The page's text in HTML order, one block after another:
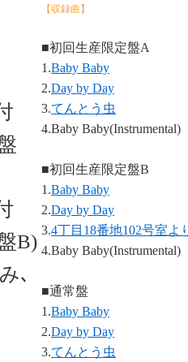
【収録曲】
■初回生産限定盤A
1.Baby Baby
2.Day by Day
3.てんとう虫
4.Baby Baby(Instrumental)
■初回生産限定盤B
1.Baby Baby
2.Day by Day
3.4丁目18番地102号室よ
4.Baby Baby(Instrumental)
■通常盤
1.Baby Baby
2.Day by Day
3.てんとう虫
B)
､